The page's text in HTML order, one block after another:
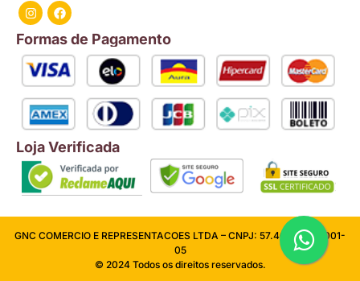
Formas de Pagamento
Loja Verificada
GNC COMERCIO E REPRESENTACOES LTDA – CNPJ: 57.409.026/0001-
05
© 2024 Todos os direitos reservados.